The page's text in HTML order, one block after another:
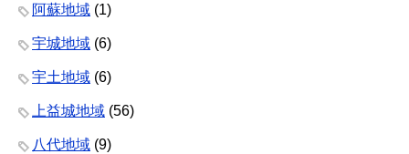
阿蘇地域 (1)
宇城地域 (6)
宇土地域 (6)
上益城地域 (56)
八代地域 (9)